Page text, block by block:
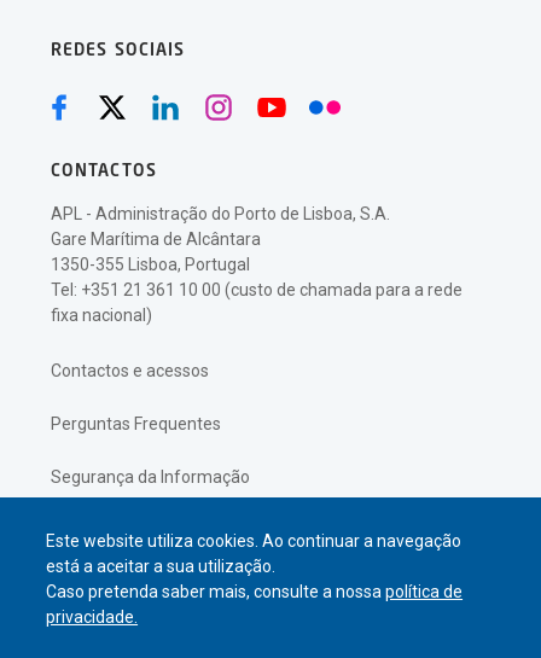
Este website utiliza cookies. Ao continuar a navegação
está a aceitar a sua utilização.
Caso pretenda saber mais, consulte a nossapolítica de
privacidade.
REDES SOCIAIS
CONTACTOS
APL - Administração do Porto de Lisboa, S.A.
Gare Marítima de Alcântara
1350-355 Lisboa, Portugal
Tel: +351 21 361 10 00 (custo de chamada para a rede
fixa nacional)
Contactos e acessos
Perguntas Frequentes
Segurança da Informação
Política de Privacidade